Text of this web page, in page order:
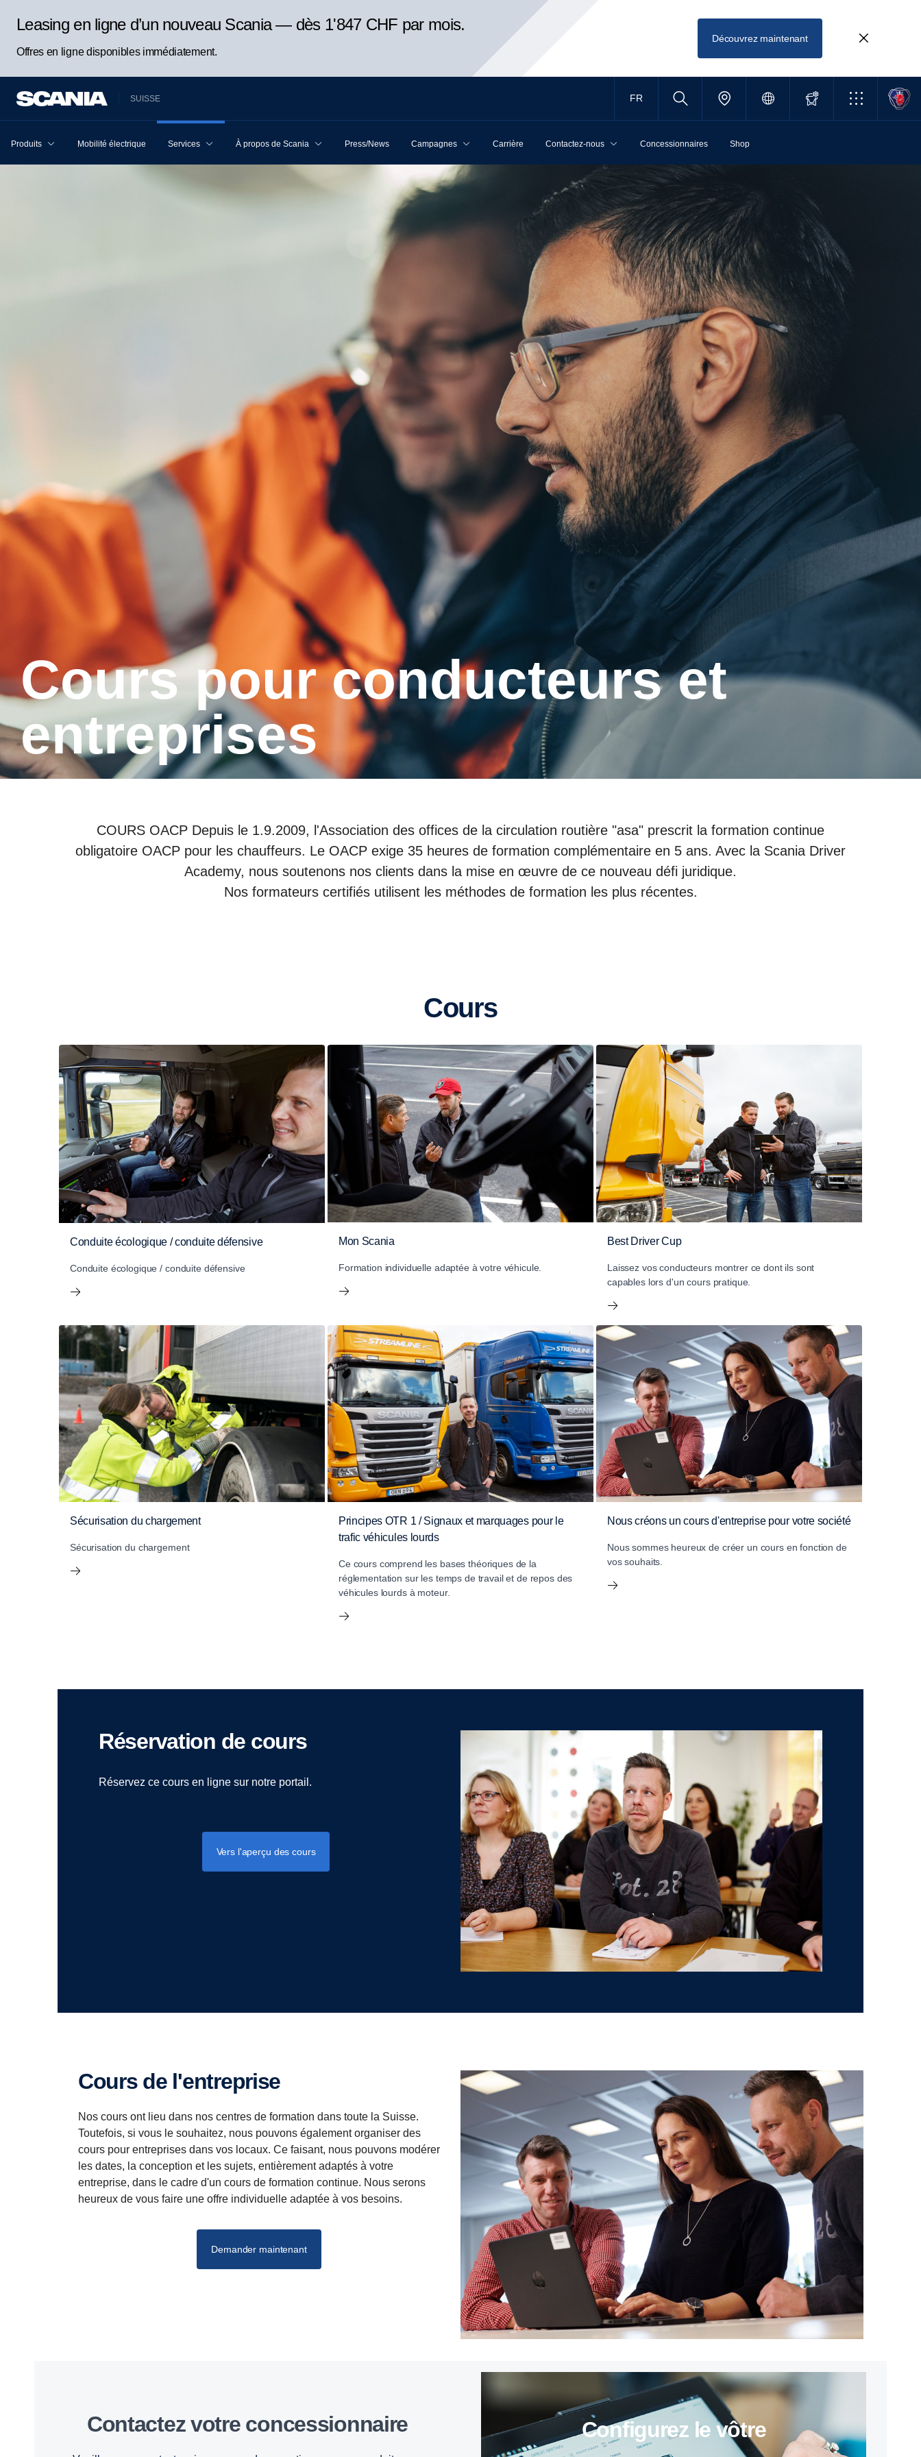
Leasing en ligne d’un nouveau Scania — dès 1'847 CHF par mois.
Offres en ligne disponibles immédiatement.
Découvrez maintenant
SUISSE FR
Produits Mobilité électrique Services À propos de Scania Press/News Campagnes Carrière Contactez-nous Concessionnaires Shop
Cours pour conducteurs et
entreprises
COURS OACP Depuis le 1.9.2009, l'Association des offices de la circulation routière "asa" prescrit la formation continue
obligatoire OACP pour les chauffeurs. Le OACP exige 35 heures de formation complémentaire en 5 ans. Avec la Scania Driver
Academy, nous soutenons nos clients dans la mise en œuvre de ce nouveau défi juridique.
Nos formateurs certifiés utilisent les méthodes de formation les plus récentes.
Cours
Conduite écologique / conduite défensive
Conduite écologique / conduite défensive
Mon Scania
Formation individuelle adaptée à votre véhicule.
Best Driver Cup
Laissez vos conducteurs montrer ce dont ils sont
capables lors d'un cours pratique.
Sécurisation du chargement
Sécurisation du chargement
Principes OTR 1 / Signaux et marquages pour le
trafic véhicules lourds
Ce cours comprend les bases théoriques de la
réglementation sur les temps de travail et de repos des
véhicules lourds à moteur.
Nous créons un cours d'entreprise pour votre société
Nous sommes heureux de créer un cours en fonction de
vos souhaits.
Réservation de cours
Réservez ce cours en ligne sur notre portail.
Vers l'aperçu des cours
Cours de l'entreprise
Nos cours ont lieu dans nos centres de formation dans toute la Suisse.
Toutefois, si vous le souhaitez, nous pouvons également organiser des
cours pour entreprises dans vos locaux. Ce faisant, nous pouvons modérer
les dates, la conception et les sujets, entièrement adaptés à votre
entreprise, dans le cadre d'un cours de formation continue. Nous serons
heureux de vous faire une offre individuelle adaptée à vos besoins.
Demander maintenant
Contactez votre concessionnaire Configurez le vôtre